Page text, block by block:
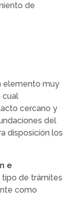
de
elemento muy
cual
cercano y
del
disposición los
e
de trámites
como